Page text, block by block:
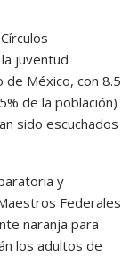
juventud
México, con 8.5
de la población)
sido escuchados
y
Federales
naranja para
los adultos de